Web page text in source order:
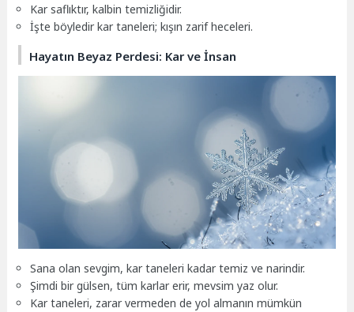
Kar saflıktır, kalbin temizliğidir.
İşte böyledir kar taneleri; kışın zarif heceleri.
Hayatın Beyaz Perdesi: Kar ve İnsan
Sana olan sevgim, kar taneleri kadar temiz ve narindir.
Şimdi bir gülsen, tüm karlar erir, mevsim yaz olur.
Kar taneleri, zarar vermeden de yol almanın mümkün